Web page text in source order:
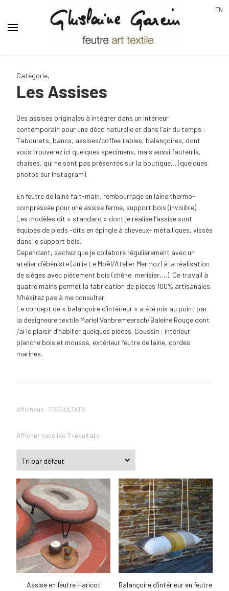
Catégorie,
Les Assises
Des assises originales à intégrer dans un intérieur
contemporain pour une déco naturelle et dans l’air du temps :
Tabourets, bancs, assises/coffee tables, balançoires, dont
vous trouverez ici quelques specimens, mais aussi fauteuils,
chaises, qui ne sont pas présentés sur la boutique… (quelques
photos sur Instagram).
En feutre de laine fait-main, rembourrage en laine thermo-
compressée pour une assise ferme, support bois (invisible).
Les modèles dit « standard » dont je réalise l’assise sont
équipés de pieds -dits en épingle à cheveux- métalliques, vissés
dans le support bois.
Cependant, sachez que je collabore régulièrement avec un
atelier d’ébéniste (Julie Le Moël/Atelier Mermoz) à la réalisation
de sièges avec piétement bois (chêne, merisier,…). Ce travail à
quatre mains permet la fabrication de pièces 100% artisanales.
N’hésitez pas à me consulter.
Le concept de « balançoire d’intérieur » a été mis au point par
la designeure textile Mariel Vanbremeersch/Baleine Rouge dont
j’ai le plaisir d’habiller quelques pièces. Coussin : intérieur
planche bois et mousse, extérieur feutre de laine, cordes
marines.
Affichage : 7 RÉSULTATS
Afficher tous les 7 résultats
Assise en feutre Haricot
Balançoire d’intérieur en feutre
EN